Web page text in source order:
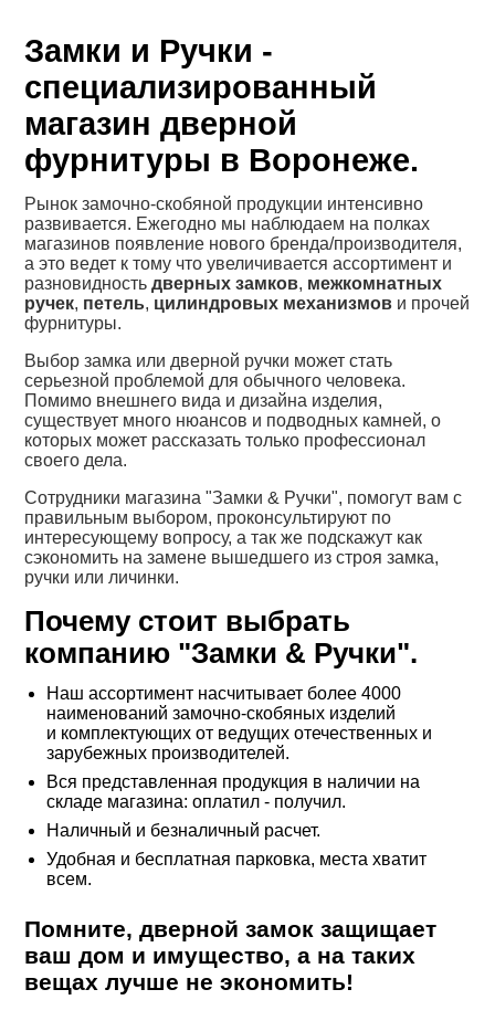
Замки и Ручки -
специализированный
магазин дверной
фурнитуры в Воронеже.
Рынок замочно-скобяной продукции интенсивно
развивается. Ежегодно мы наблюдаем на полках
магазинов появление нового бренда/производителя,
а это ведет к тому что увеличивается ассортимент и
разновидностьдверных замков, межкомнатных
ручек, петель, цилиндровых механизмов и прочей
фурнитуры.
Выбор замка или дверной ручки может стать
серьезной проблемой для обычного человека.
Помимо внешнего вида и дизайна изделия,
существует много нюансов и подводных камней, о
которых может рассказать только профессионал
своего дела.
Сотрудники магазина "Замки & Ручки", помогут вам с
правильным выбором, проконсультируют по
интересующему вопросу, а так же подскажут как
сэкономить на замене вышедшего из строя замка,
ручки или личинки.
Почему стоит выбрать
компанию "Замки & Ручки".
Наш ассортимент насчитывает более 4000
наименований замочно-скобяных изделий
и комплектующих от ведущих отечественных и
зарубежных производителей.
Вся представленная продукция в наличии на
складе магазина: оплатил - получил.
Наличный и безналичный расчет.
Удобная и бесплатная парковка, места хватит
всем.
Помните, дверной замок защищает
ваш дом и имущество, а на таких
вещах лучше не экономить!